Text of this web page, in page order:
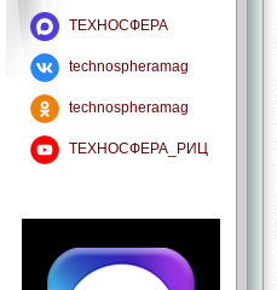
ТЕХНОСФЕРА
technospheramag
technospheramag
ТЕХНОСФЕРА_РИЦ